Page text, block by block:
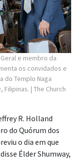
e membro da
os convidados e
do Templo Naga
Filipinas. | The Church
R. Holland
do Quórum dos
o dia em que
Élder Shumway,